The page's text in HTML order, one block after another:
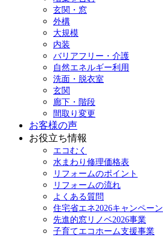
玄関・窓
外構
大規模
内装
バリアフリー・介護
自然エネルギー利用
洗面・脱衣室
玄関
廊下・階段
間取り変更
お客様の声
お役立ち情報
エコむく
水まわり修理価格表
リフォームのポイント
リフォームの流れ
よくある質問
住宅省エネ2026キャンペーン
先進的窓リノベ2026事業
子育てエコホーム支援事業